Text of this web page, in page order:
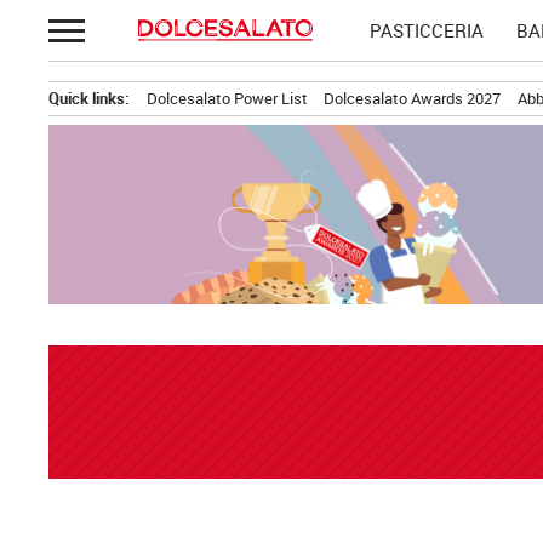
Passa
al
PASTICCERIA
Quick links: Dolcesalato Power List Dolcesalato Awards 2027